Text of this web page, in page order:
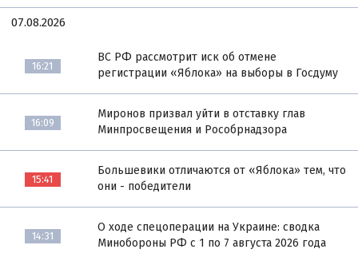
07.08.2026
16:21
ВС РФ рассмотрит иск об отмене
регистрации «Яблока» на выборы в Госдуму
16:09
Миронов призвал уйти в отставку глав
Минпросвещения и Рособрнадзора
15:41
Большевики отличаются от «Яблока» тем, что
они - победители
14:31
О ходе спецоперации на Украине: сводка
Минобороны РФ с 1 по 7 августа 2026 года